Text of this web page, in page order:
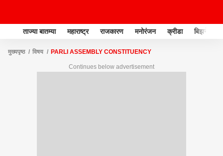
ताज्या बातम्या महाराष्ट्र राजकारण मनोरंजन क्रीडा बिझनेस
मुख्यपृष्ठ विषय PARLI ASSEMBLY CONSTITUENCY
Continues below advertisement